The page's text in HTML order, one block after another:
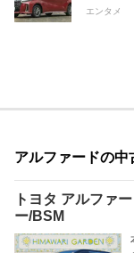
エンタメ
アルファードの中
トヨタ アルファ
ー/BSM